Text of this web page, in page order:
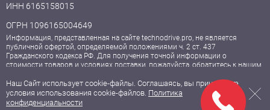
ИНН 6165158015
ОГРН 1096165004649
Информация, представленная на сайте technodrive.pro, не является
публичной офертой, определяемой положениями ч. 2 ст. 437
Гражданского кодекса РФ. Для получения точной информации о
стоимости товаров и условиях поставки, пожалуйста, обратитесь к нашим
© 2009—2026, ООО «Технодрайв».
Наш Сайт использует cookie-файлы. Соглашаясь, вы принимаете
условия использования cookie-файлов. Политика
конфиденциальности